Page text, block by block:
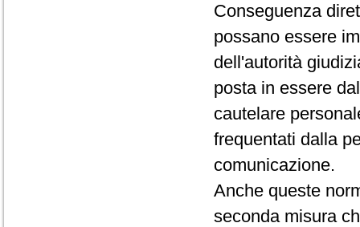
Conseguenza
possano essere
dell'autorità
posta in essere
cautelare
frequentati dalla
comunicazione.
Anche queste
seconda misura